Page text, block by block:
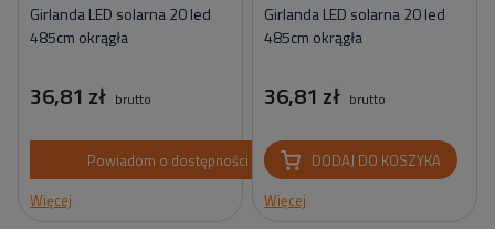
Girlanda LED solarna 20 led
485cm okrągła
36,81 zł brutto
Powiadom o dostępności
Więcej
Girlanda LED solarna 20 led
485cm okrągła
36,81 zł brutto
DODAJ DO KOSZYKA
Więcej